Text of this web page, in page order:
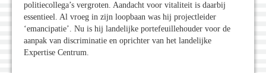
politiecollega’s vergroten. Aandacht voor vitaliteit is daarbij
essentieel. Al vroeg in zijn loopbaan was hij projectleider
‘emancipatie’. Nu is hij landelijke portefeuillehouder voor de
aanpak van discriminatie en oprichter van het landelijke
Expertise Centrum.